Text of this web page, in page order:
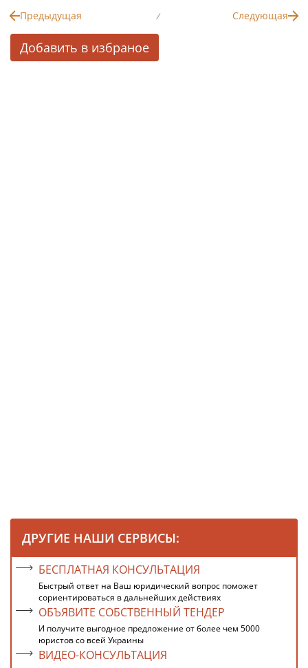
Предыдущая / Следующая
Добавить в избраное
ДРУГИЕ НАШИ СЕРВИСЫ:
БЕСПЛАТНАЯ КОНСУЛЬТАЦИЯ
Быстрый ответ на Ваш юридический вопрос поможет
сориентироваться в дальнейших действиях
ОБЪЯВИТЕ СОБСТВЕННЫЙ ТЕНДЕР
И получите выгодное предложение от более чем 5000
юристов со всей Украины
ВИДЕО-КОНСУЛЬТАЦИЯ